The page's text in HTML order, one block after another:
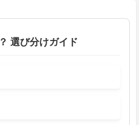
選び分けガイド